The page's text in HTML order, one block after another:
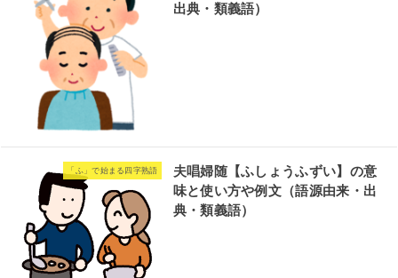
出典・類義語）
「ふ」で始まる四字熟語
夫唱婦随【ふしょうふずい】の意
味と使い方や例文（語源由来・出
典・類義語）